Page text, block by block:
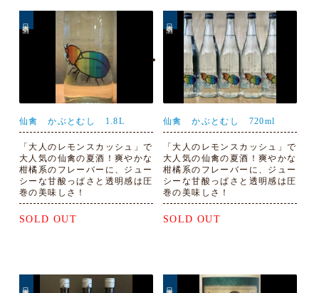
仙禽 かぶとむし 1.8L
「大人のレモンスカッシュ」で
大人気の仙禽の夏酒！爽やかな
柑橘系のフレーバーに、ジュー
シーな甘酸っぱさと透明感は圧
巻の美味しさ！
SOLD OUT
仙禽 かぶとむし 720ml
「大人のレモンスカッシュ」で
大人気の仙禽の夏酒！爽やかな
柑橘系のフレーバーに、ジュー
シーな甘酸っぱさと透明感は圧
巻の美味しさ！
SOLD OUT